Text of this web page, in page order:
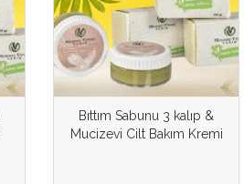
Bıttım Sabunu 3 kalıp &
Mucizevi Cilt Bakım Kremi